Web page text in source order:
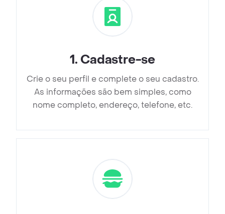
1. Cadastre-se
Crie o seu perfil e complete o seu cadastro.
As informações são bem simples, como
nome completo, endereço, telefone, etc.